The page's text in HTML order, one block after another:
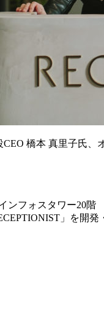
CEO 橋本 真里子氏
ンフォスタワー20階
」を開発